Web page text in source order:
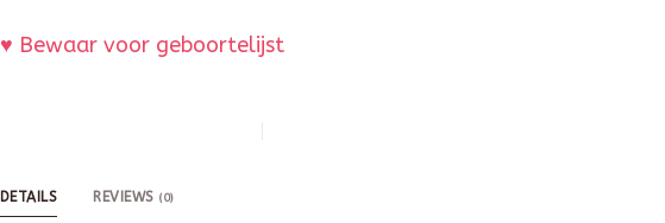
♥ Bewaar voor geboortelijst
DETAILS REVIEWS (0)